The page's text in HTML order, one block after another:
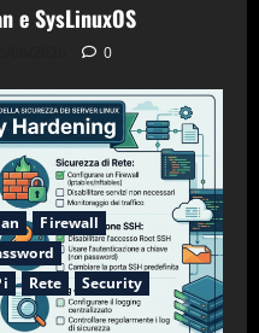
e SysLinuxOS
0
Firewall
Rete
Security